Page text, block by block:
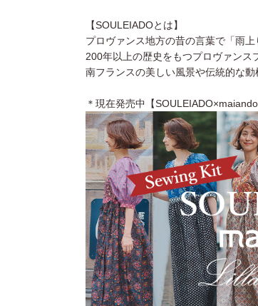
【SOULEIADOとは】
プロヴァンス地方の昔の言葉で「雨
200年以上の歴史をもつプロヴァンス
南フランスの美しい風景や伝統的な
＊現在発売中【